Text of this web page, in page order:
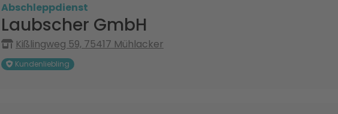
Abschleppdienst
Laubscher GmbH
Kißlingweg 59, 75417 Mühlacker
Kundenliebling